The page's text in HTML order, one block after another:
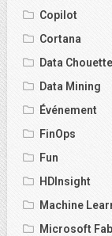
Copilot
Cortana
Data Chouette
Data Mining
Événement
FinOps
Fun
HDInsight
Machine
Microsoft